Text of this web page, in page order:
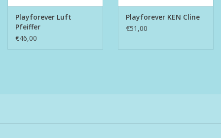
Playforever Luft
Pfeiffer
€46,00
Playforever KEN Cline
€51,00